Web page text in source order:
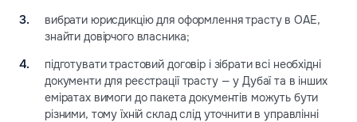
вибрати юрисдикцію для оформлення трасту в ОАЕ,
знайти довірчого власника;
підготувати трастовий договір і зібрати всі необхідні
документи для реєстрації трасту — у Дубаї та в інших
еміратах вимоги до пакета документів можуть бути
різними, тому їхній склад слід уточнити в управлінні